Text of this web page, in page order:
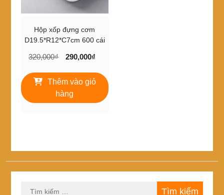
Hộp xốp đựng cơm
D19.5*R12*C7cm 600 cái
320,000₫
Giá
là:
320,000₫.
290,000₫
tại
290,000₫.
Thêm vào giỏ
hàng